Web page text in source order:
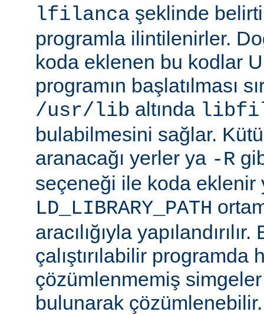
lfilanca şeklinde
programla ilintilenirler.
koda eklenen bu kodlar
programın başlatılması
/usr/lib altında
bulabilmesini sağlar.
aranacağı yerler ya -R
seçeneği ile koda eklenir
LD_LIBRARY_PATH
aracılığıyla
çalıştırılabilir programda
çözümlenmemiş
bulunarak çözümlenebilir.